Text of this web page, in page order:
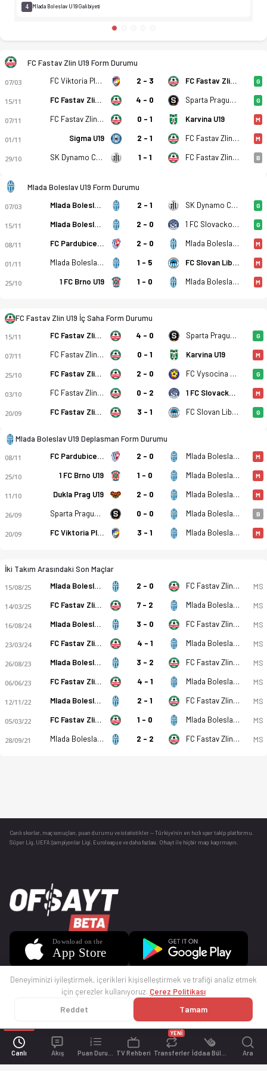
Canlı Akış TV Rehberi Transferler
YENİ
Ara
4 Mlada Boleslav U19 Galibiyeti
FC Fastav Zlin U19 Form Durumu
07/03 FC Viktoria Plzen U19 2 - 3 FC Fastav Zlin U19 G
15/11 FC Fastav Zlin U19 4 - 0 Sparta Prague U19 G
07/11 FC Fastav Zlin U19 0 - 1 Karvina U19 M
01/11 Sigma U19 2 - 1 FC Fastav Zlin U19 M
29/10 SK Dynamo Ceske Budejovice U19 1 - 1 FC Fastav Zlin U19 B
Mlada Boleslav U19 Form Durumu
07/03 Mlada Boleslav U19 2 - 1 SK Dynamo Ceske Budejovice U19 G
15/11 Mlada Boleslav U19 2 - 0 1 FC Slovacko U19 G
08/11 FC Pardubice U19 2 - 0 Mlada Boleslav U19 M
01/11 Mlada Boleslav U19 1 - 5 FC Slovan Liberec U19 M
25/10 1 FC Brno U19 1 - 0 Mlada Boleslav U19 M
FC Fastav Zlin U19 İç Saha Form Durumu
15/11 FC Fastav Zlin U19 4 - 0 Sparta Prague U19 G
07/11 FC Fastav Zlin U19 0 - 1 Karvina U19 M
25/10 FC Fastav Zlin U19 2 - 0 FC Vysocina Jihlava U19 G
03/10 FC Fastav Zlin U19 0 - 2 1 FC Slovacko U19 M
20/09 FC Fastav Zlin U19 3 - 1 FC Slovan Liberec U19 G
Mlada Boleslav U19 Deplasman Form Durumu
08/11 FC Pardubice U19 2 - 0 Mlada Boleslav U19 M
25/10 1 FC Brno U19 1 - 0 Mlada Boleslav U19 M
11/10 Dukla Prag U19 2 - 0 Mlada Boleslav U19 M
26/09 Sparta Prague U19 0 - 0 Mlada Boleslav U19 B
20/09 FC Viktoria Plzen U19 3 - 1 Mlada Boleslav U19 M
İki Takım Arasındaki Son Maçlar
15/08/25 Mlada Boleslav U19 2 - 0 FC Fastav Zlin U19 MS
14/03/25 FC Fastav Zlin U19 7 - 2 Mlada Boleslav U19 MS
16/08/24 Mlada Boleslav U19 3 - 0 FC Fastav Zlin U19 MS
23/03/24 FC Fastav Zlin U19 4 - 1 Mlada Boleslav U19 MS
26/08/23 Mlada Boleslav U19 3 - 2 FC Fastav Zlin U19 MS
06/06/23 FC Fastav Zlin U19 4 - 1 Mlada Boleslav U19 MS
12/11/22 Mlada Boleslav U19 2 - 1 FC Fastav Zlin U19 MS
05/03/22 FC Fastav Zlin U19 1 - 0 Mlada Boleslav U19 MS
28/09/21 Mlada Boleslav U19 2 - 2 FC Fastav Zlin U19 MS
Canlı skorlar , maç sonuçları, puan durumu ve istatistikler — Türkiye’nin en hızlı spor takip platformu.
Süper Lig, UEFA Şampiyonlar Ligi, Euroleague ve daha fazlası. Ofsayt ile hiçbir maçı kaçırmayın.
© 2025 Ofsayt
Deneyiminizi iyileştirmek, içerikleri kişiselleştirmek ve trafiği analiz etmek
için çerezler kullanıyoruz. Çerez Politikası
Reddet Tamam